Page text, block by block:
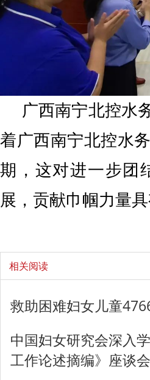
广西南宁北控水
着广西南宁北控水
期，这对进一步团
展，贡献巾帼力量具
相关阅读
救助困难妇女儿童
中国妇女研究会深入
工作论述摘编》座谈